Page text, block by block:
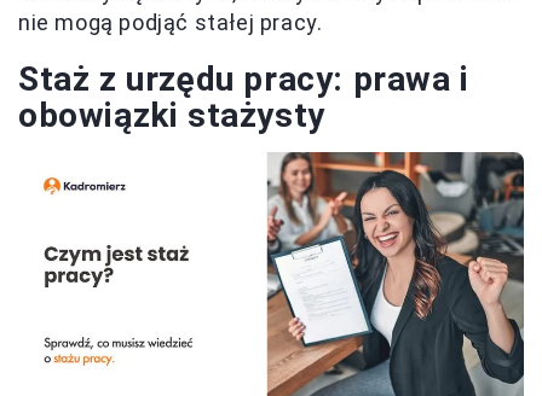
nie mogą podjąć stałej pracy.
Staż z urzędu pracy: prawa i
obowiązki stażysty